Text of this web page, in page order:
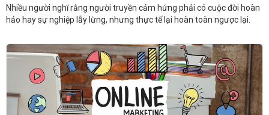
Nhiều người nghĩ rằng người truyền cảm hứng phải có cuộc đời hoàn
hảo hay sự nghiệp lẫy lừng, nhưng thực tế lại hoàn toàn ngược lại.